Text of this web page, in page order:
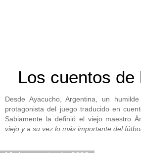
Los cuentos de
Desde Ayacucho, Argentina, un
protagonista del juego traducido en
Sabiamente la definió el viejo maestro
viejo y a su vez lo más importante del